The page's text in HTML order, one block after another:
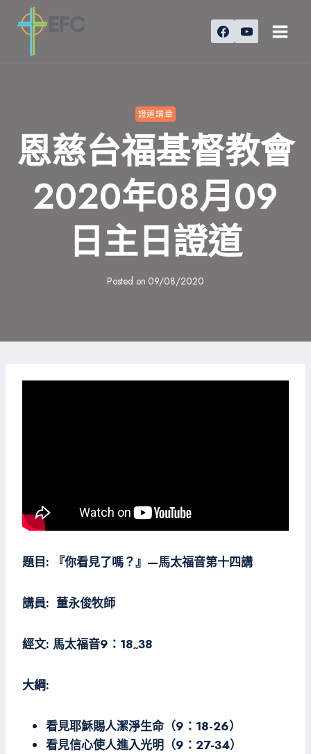
證道講章
恩慈台福基督教會
2020年08月09
日主日證道
Posted on 09/08/2020
題目: 『你看見了嗎？』 —馬太福音第十四講
講員: 董永俊牧師
經文: 馬太福音9 ： 18~38
大綱:
看見耶穌賜人潔淨生命（9 ： 18-26）
看見信心使人進入光明（9 ： 27-34）